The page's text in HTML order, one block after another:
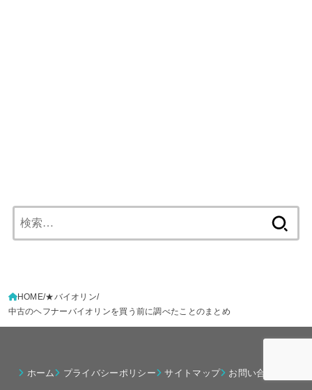
索:
HOME ★バイオリン
中古のヘフナーバイオリンを買う前に調べたことのまとめ
ホーム プライバシーポリシー サイトマップ お問い合わせ